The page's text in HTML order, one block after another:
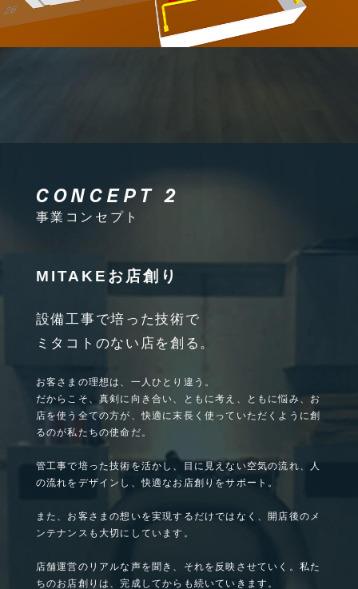
CONCEPT 2
事業コンセプト
MITAKEお店創り
設備工事で培った技術で
ミタコトのない店を創る。
お客さまの理想は、一人ひとり違う。
だからこそ、真剣に向き合い、ともに考え、ともに悩み、 お
店を使う全ての方が、快適に末長く使っていただくように創
るのが私たちの使命だ。
管工事で培った技術を活かし、
目に見えない空気の流れ、人
の流れをデザインし、快適なお店創りをサポート。
また、お客さまの想いを実現するだけではなく、開店後のメ
ンテナンスも大切にしています。
店舗運営のリアルな声を聞き、それを反映させていく。 私た
ちのお店創りは、完成してからも続いていきます。